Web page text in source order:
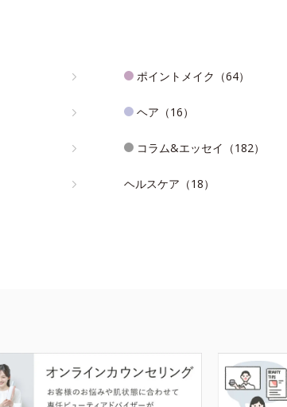
ポイントメイク（64）
ヘア（16）
コラム&エッセイ（182）
ヘルスケア（18）